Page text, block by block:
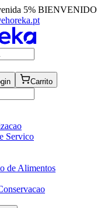
5% BIENVENIDO
Carrito
Servico
de Alimentos